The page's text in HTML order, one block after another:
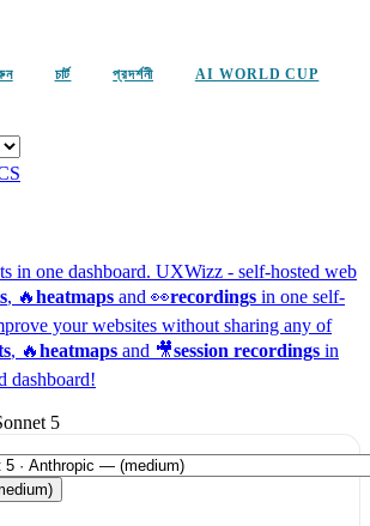
চার্ট প্রদর্শনী AI WORLD CUP
in one dashboard. UXWizz - self-hosted web
, 🔥heatmaps and 👀recordings in one self-
your websites without sharing any of
, 🔥heatmaps and 🎥session recordings in
dashboard!
5